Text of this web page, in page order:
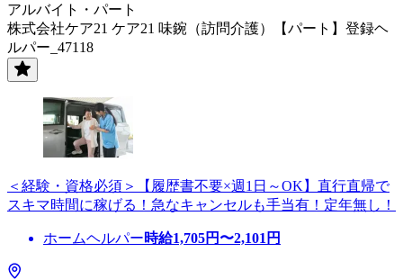
アルバイト・パート
株式会社ケア21 ケア21 味鋺（訪問介護）【パート】登録ヘ
ルパー_47118
＜経験・資格必須＞【履歴書不要×週1日～OK】直行直帰で
スキマ時間に稼げる！急なキャンセルも手当有！定年無し！
ホームヘルパー時給1,705円〜2,101 円